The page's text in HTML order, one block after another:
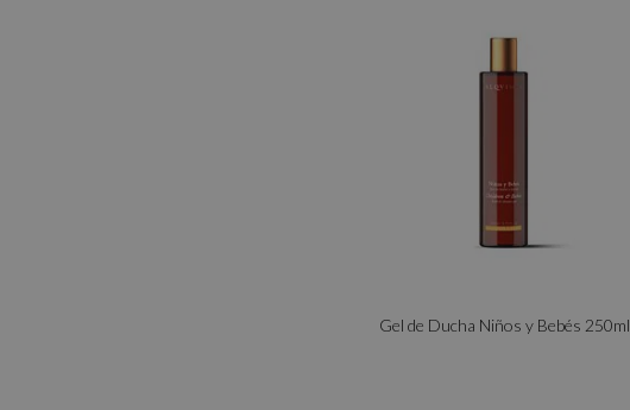
Gel de Ducha Niños y Bebés 250ml